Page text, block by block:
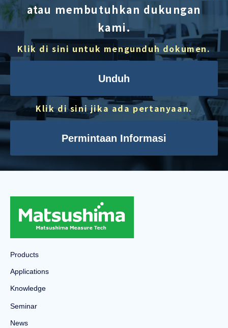
atau membutuhkan dukungan
kami.
Klik di sini untuk mengunduh dokumen.
Unduh
Klik di sini jika ada pertanyaan.
Permintaan Informasi
Products
Applications
Knowledge
Seminar
News